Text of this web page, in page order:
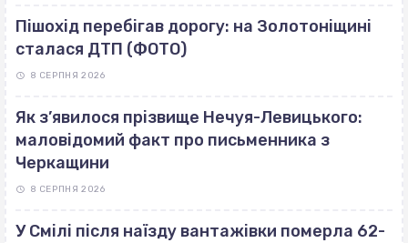
Пішохід перебігав дорогу: на Золотоніщині
сталася ДТП (ФОТО)
8 СЕРПНЯ 2026
Як з’явилося прізвище Нечуя-Левицького:
маловідомий факт про письменника з
Черкащини
8 СЕРПНЯ 2026
У Смілі після наїзду вантажівки померла 62-